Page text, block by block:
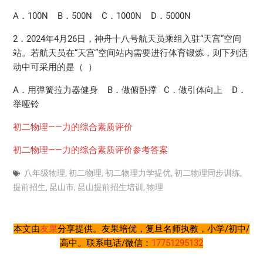
A．100N B．500N C．1000N D．5000N
2．2024年4月26日，神舟十八号航天员乘组入驻“天宫”空间
站。若航天员在“天宫”空间站内需要进行体育锻炼，则下列活
动中可采用的是（ ）
A．用弹簧拉力器健身 B．做俯卧撑 C．做引体向上 D．
举哑铃
初二物理——力的综合素质评价
初二物理——力的综合素质评价参考答案
八年级物理, 初二物理, 初二物理力学提优, 初二物理同步训练,
提前招生, 昆山市, 昆山提前招生培训, 物理
本文由友果分享提供。友果培优，复旦名师执教，小学/初中/
高中。联系电话/微信： 17751295132